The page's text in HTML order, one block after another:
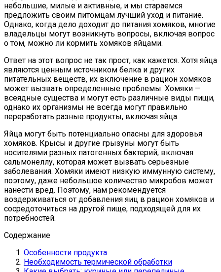
небольшие, милые и активные, и мы стараемся
предложить своим питомцам лучший уход и питание.
Однако, когда дело доходит до питания хомяков, многие
владельцы могут возникнуть вопросы, включая вопрос
о том, можно ли кормить хомяков яйцами.
Ответ на этот вопрос не так прост, как кажется. Хотя яйца
являются ценным источником белка и других
питательных веществ, их включение в рацион хомяков
может вызвать определенные проблемы. Хомяки —
всеядные существа и могут есть различные виды пищи,
однако их организмы не всегда могут правильно
переработать разные продукты, включая яйца.
Яйца могут быть потенциально опасны для здоровья
хомяков. Крысы и другие грызуны могут быть
носителями разных патогенных бактерий, включая
сальмонеллу, которая может вызвать серьезные
заболевания. Хомяки имеют низкую иммунную систему,
поэтому, даже небольшое количество микробов может
нанести вред. Поэтому, нам рекомендуется
воздерживаться от добавления яиц в рацион хомяков и
сосредоточиться на другой пище, подходящей для их
потребностей.
Содержание
Особенности продукта
Необходимость термической обработки